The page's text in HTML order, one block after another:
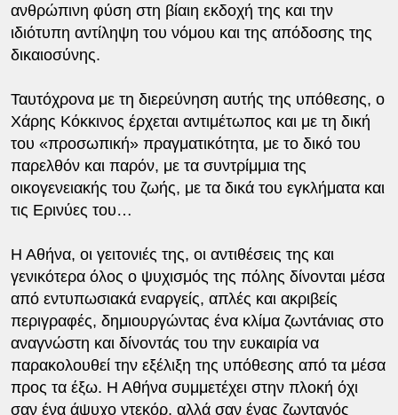
ανθρώπινη φύση στη βίαιη εκδοχή της και την
ιδιότυπη αντίληψη του νόμου και της απόδοσης της
δικαιοσύνης.
Ταυτόχρονα με τη διερεύνηση αυτής της υπόθεσης, ο
Χάρης Κόκκινος έρχεται αντιμέτωπος και με τη δική
του «προσωπική» πραγματικότητα, με το δικό του
παρελθόν και παρόν, με τα συντρίμμια της
οικογενειακής του ζωής, με τα δικά του εγκλήματα και
τις Ερινύες του…
Η Αθήνα, οι γειτονιές της, οι αντιθέσεις της και
γενικότερα όλος ο ψυχισμός της πόλης δίνονται μέσα
από εντυπωσιακά εναργείς, απλές και ακριβείς
περιγραφές, δημιουργώντας ένα κλίμα ζωντάνιας στο
αναγνώστη και δίνοντάς του την ευκαιρία να
παρακολουθεί την εξέλιξη της υπόθεσης από τα μέσα
προς τα έξω. Η Αθήνα συμμετέχει στην πλοκή όχι
σαν ένα άψυχο ντεκόρ, αλλά σαν ένας ζωντανός